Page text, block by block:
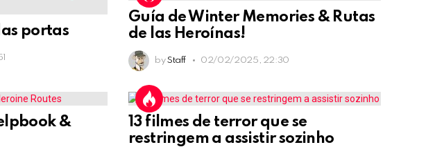
portas
Guía de Winter Memories & Rutas
de las Heroínas!
by Staff 02/02/2025, 22:30
&
13 filmes de terror que se
restringem a assistir sozinho